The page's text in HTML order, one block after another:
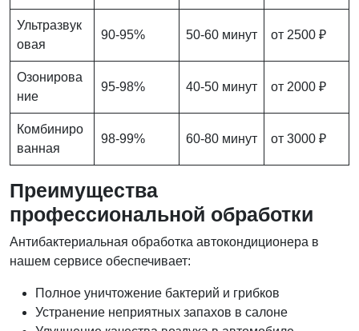
Ультразвук
овая
90-95% 50-60 минут от 2500 ₽
Озонирова
ние
95-98% 40-50 минут от 2000 ₽
Комбиниро
ванная
98-99% 60-80 минут от 3000 ₽
Преимущества
профессиональной обработки
Антибактериальная обработка автокондиционера в
нашем сервисе обеспечивает:
Полное уничтожение бактерий и грибков
Устранение неприятных запахов в салоне